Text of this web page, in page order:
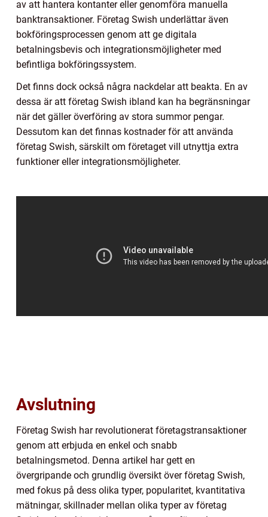
av att hantera kontanter eller genomföra manuella
banktransaktioner. Företag Swish underlättar även
bokföringsprocessen genom att ge digitala
betalningsbevis och integrationsmöjligheter med
befintliga bokföringssystem.
Det finns dock också några nackdelar att beakta. En av
dessa är att företag Swish ibland kan ha begränsningar
när det gäller överföring av stora summor pengar.
Dessutom kan det finnas kostnader för att använda
företag Swish, särskilt om företaget vill utnyttja extra
funktioner eller integrationsmöjligheter.
Avslutning
Företag Swish har revolutionerat företagstransaktioner
genom att erbjuda en enkel och snabb
betalningsmetod. Denna artikel har gett en
övergripande och grundlig översikt över företag Swish,
med fokus på dess olika typer, popularitet, kvantitativa
mätningar, skillnader mellan olika typer av företag